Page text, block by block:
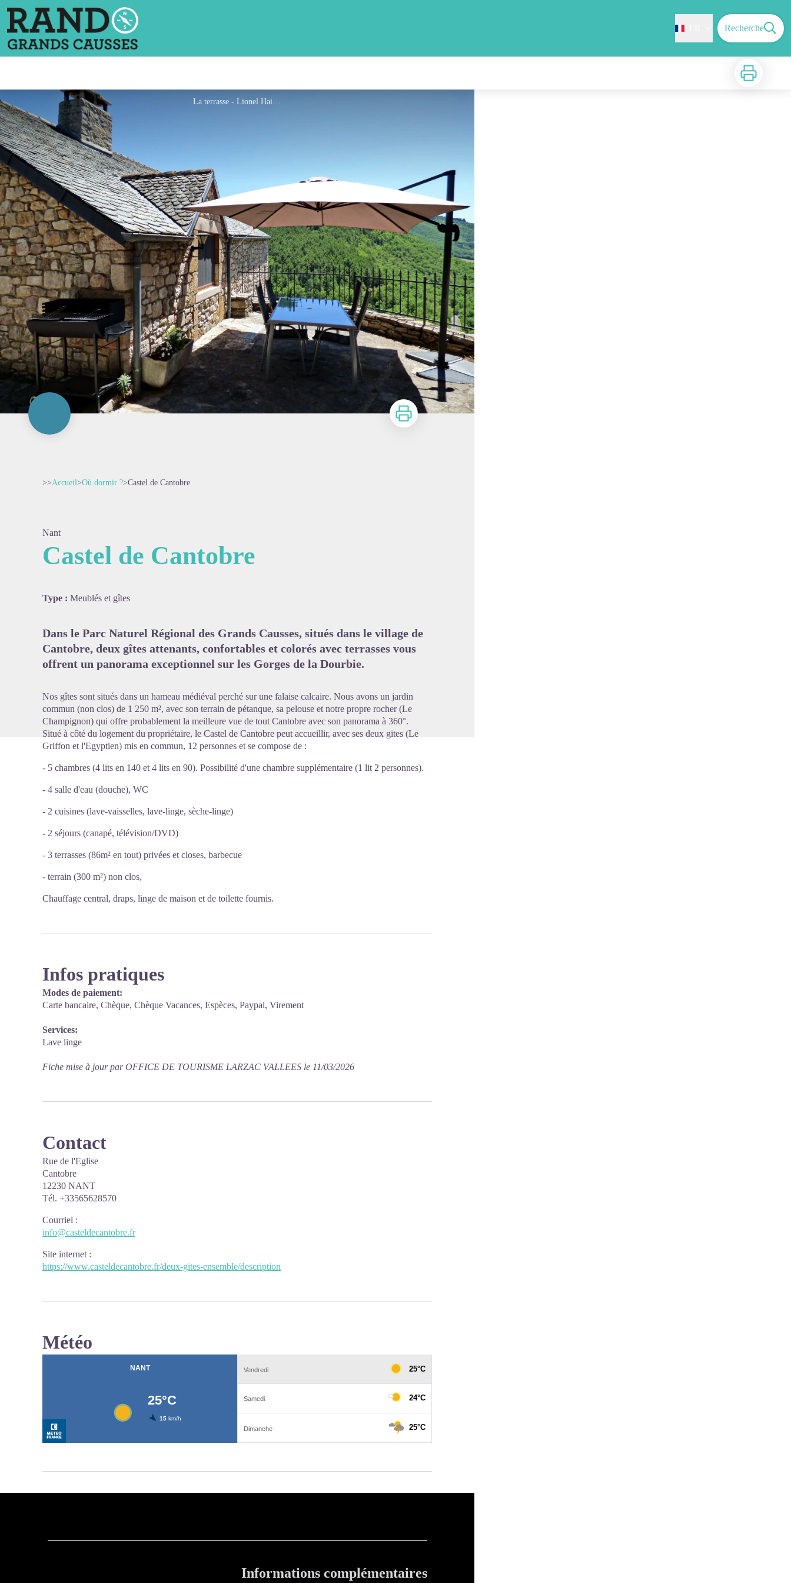
Recherche
Imprimer
La terrasse - Lionel Haines
Imprimer
>>Accueil>Où dormir ?>Castel de Cantobre
Nant
Castel de Cantobre
Type : Meublés et gîtes
Dans le Parc Naturel Régional des Grands Causses, situés dans le village de
Cantobre, deux gîtes attenants, confortables et colorés avec terrasses vous
offrent un panorama exceptionnel sur les Gorges de la Dourbie.
Nos gîtes sont situés dans un hameau médiéval perché sur une falaise calcaire. Nous avons un jardin
commun (non clos) de 1 250 m², avec son terrain de pétanque, sa pelouse et notre propre rocher (Le
Champignon) qui offre probablement la meilleure vue de tout Cantobre avec son panorama à 360°.
Situé à côté du logement du propriétaire, le Castel de Cantobre peut accueillir, avec ses deux gites (Le
Griffon et l'Egyptien) mis en commun, 12 personnes et se compose de :
- 5 chambres (4 lits en 140 et 4 lits en 90). Possibilité d'une chambre supplémentaire (1 lit 2 personnes).
- 4 salle d'eau (douche), WC
- 2 cuisines (lave-vaisselles, lave-linge, sèche-linge)
- 2 séjours (canapé, télévision/DVD)
- 3 terrasses (86m² en tout) privées et closes, barbecue
- terrain (300 m²) non clos,
Chauffage central, draps, linge de maison et de toilette fournis.
Infos pratiques
Modes de paiement:
Carte bancaire, Chèque, Chèque Vacances, Espèces, Paypal, Virement
Services:
Lave linge
Fiche mise à jour par OFFICE DE TOURISME LARZAC VALLEES le 11/03/2026
Contact
Rue de l'Eglise
Cantobre
12230 NANT
Tél. +33565628570
Courriel :
info@casteldecantobre.fr
Site internet :
https://www.casteldecantobre.fr/deux-gites-ensemble/description
Météo
Informations complémentaires